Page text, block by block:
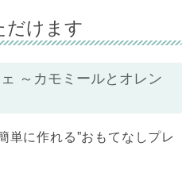
だけます
～カモミールとオレン
単に作れる”おもてなしプレ